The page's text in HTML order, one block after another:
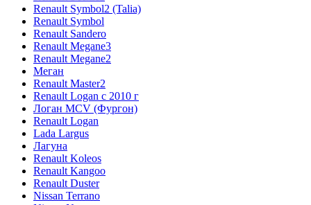
Renault Symbol2 (Talia)
Renault Symbol
Renault Sandero
Renault Megane3
Renault Megane2
Меган
Renault Master2
Renault Logan c 2010 г
Логан МСV (Фургон)
Renault Logan
Lada Largus
Лагуна
Renault Koleos
Renault Kangoo
Renault Duster
Nissan Terrano